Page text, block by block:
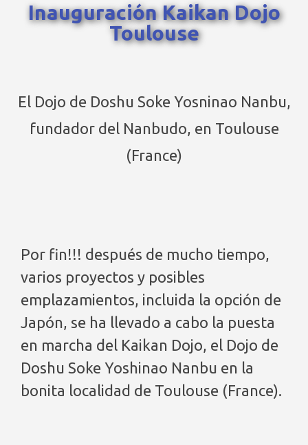
Inauguración Kaikan Dojo
Toulouse
El Dojo de Doshu Soke Yosninao Nanbu,
fundador del Nanbudo, en Toulouse
(France)
Por fin!!! después de mucho tiempo,
varios proyectos y posibles
emplazamientos, incluida la opción de
Japón, se ha llevado a cabo la puesta
en marcha del Kaikan Dojo, el Dojo de
Doshu Soke Yoshinao Nanbu en la
bonita localidad de Toulouse (France).